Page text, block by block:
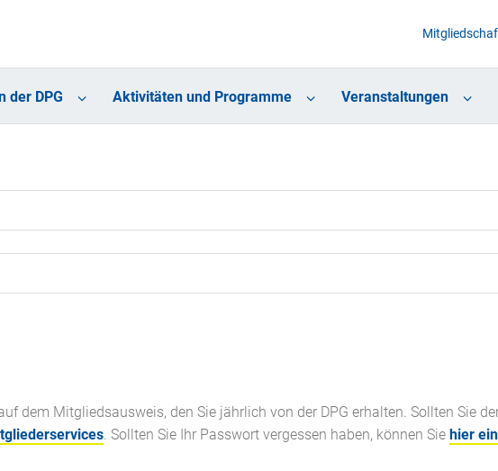
der DPG Aktivitäten und Programme Veranstaltungen
dem Mitgliedsausweis, den Sie jährlich von der DPG erhalten. Sollten Sie
. Sollten Sie Ihr Passwort vergessen haben, können Sie hier